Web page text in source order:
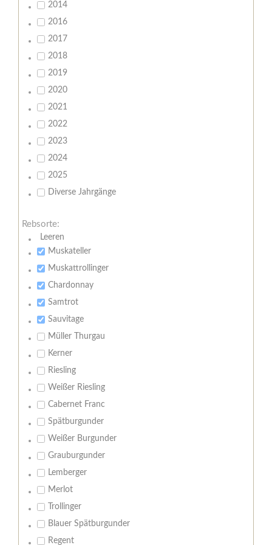
2014
2016
2017
2018
2019
2020
2021
2022
2023
2024
2025
Diverse Jahrgänge
Rebsorte:
Leeren
Muskateller
Muskattrollinger
Chardonnay
Samtrot
Sauvitage
Müller Thurgau
Kerner
Riesling
Weißer Riesling
Cabernet Franc
Spätburgunder
Weißer Burgunder
Grauburgunder
Lemberger
Merlot
Trollinger
Blauer Spätburgunder
Regent